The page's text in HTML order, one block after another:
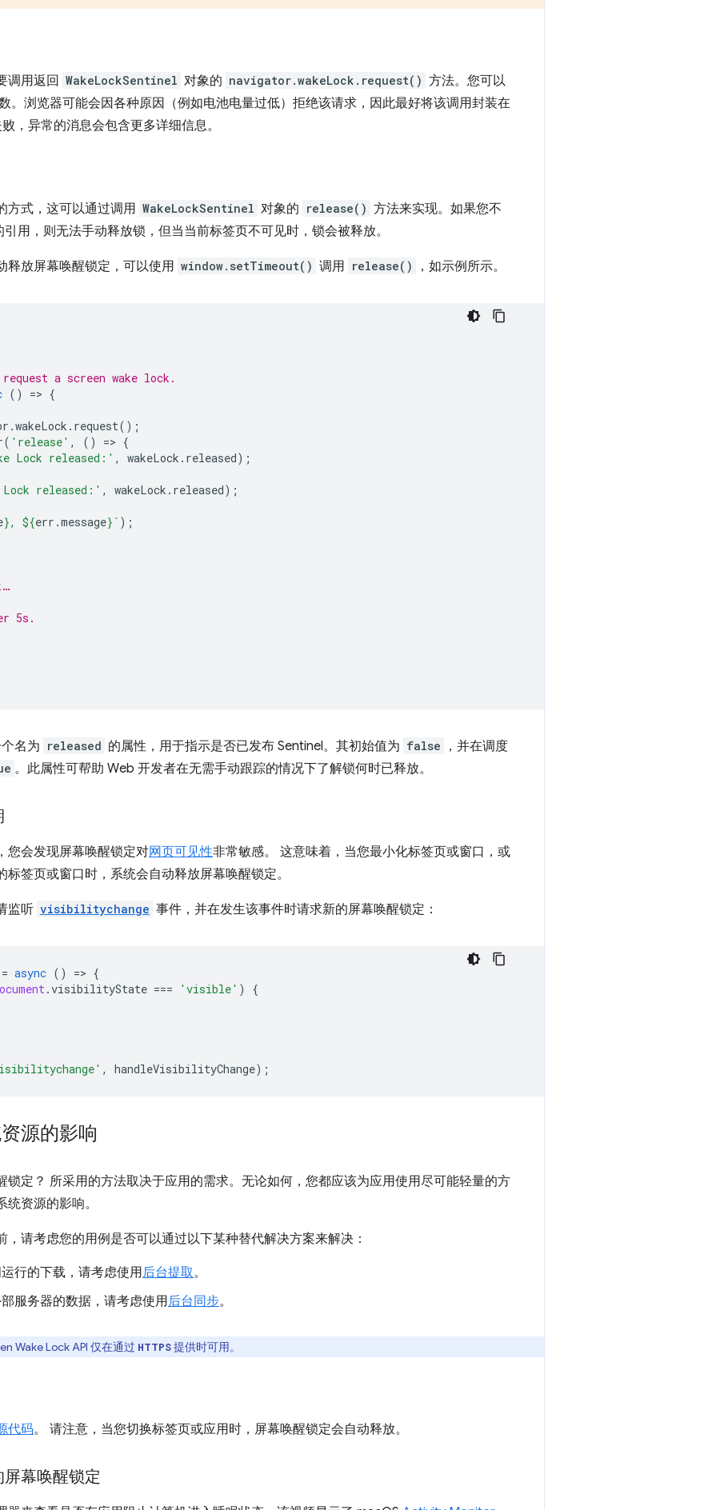
调用返回 WakeLockSentinel 对象的 navigator.wakeLock.request() 方法。您可以
。浏览器可能会因各种原因（例如电池电量过低）拒绝该请求，因此最好将该调用封装在
，异常的消息会包含更多详细信息。
方式，这可以通过调用 WakeLockSentinel 对象的 release() 方法来实现。如果您不
引用，则无法手动释放锁，但当当前标签页不可见时，锁会被释放。
释放屏幕唤醒锁定，可以使用 window.setTimeout() 调用 release() ，如示例所示。
a screen wake lock.
() => {
.wakeLock . request();
( 'release' , () => {
Lock released:' , wakeLock . released);
Lock released:' , wakeLock . released);
}, ${err .message} ` );
5s.
名为 released 的属性，用于指示是否已发布 Sentinel。其初始值为 false ，并在调度
。此属性可帮助 Web 开发者在无需手动跟踪的情况下了解锁何时已释放。
您会发现屏幕唤醒锁定对网页可见性非常敏感。 这意味着，当您最小化标签页或窗口，或
签页或窗口时，系统会自动释放屏幕唤醒锁定。
监听 visibilitychange 事件，并在发生该事件时请求新的屏幕唤醒锁定：
= async () => {
.visibilityState === 'visible' )
{
, handleVisibilityChange);
源的影响
锁定？ 所采用的方法取决于应用的需求。无论如何，您都应该为应用使用尽可能轻量的方
资源的影响。
请考虑您的用例是否可以通过以下某种替代解决方案来解决：
行的下载，请考虑使用后台提取。
服务器的数据，请考虑使用后台同步。
Wake Lock API 仅在通过 HTTPS提供时可用。
代码。 请注意，当您切换标签页或应用时，屏幕唤醒锁定会自动释放。
幕唤醒锁定